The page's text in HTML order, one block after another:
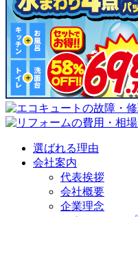
選ばれる理由
会社案内
代表挨拶
会社概要
企業理念
アクセスマップ